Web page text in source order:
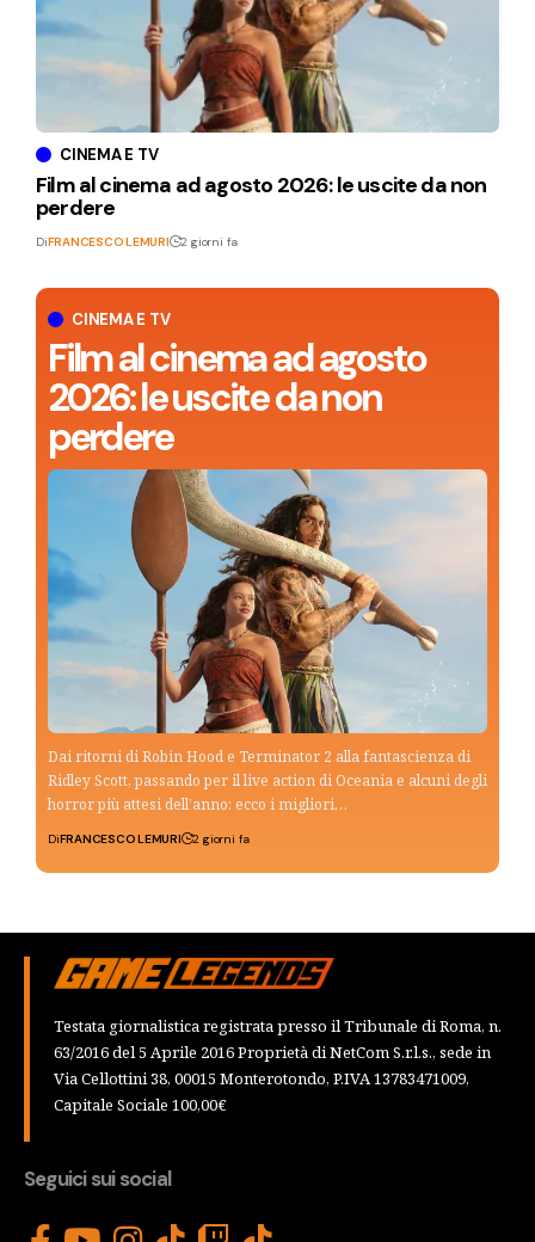
CINEMA E TV
Film al cinema ad agosto
2026: le uscite da non
perdere
Dai ritorni di Robin Hood e Terminator 2 alla fantascienza di
Ridley Scott, passando per il live action di Oceania e alcuni degli
horror più attesi dell’anno: ecco i migliori…
DiFRANCESCO LEMURI 2 giorni fa
CINEMA E TV
Film al cinema ad agosto 2026: le uscite da non
perdere
DiFRANCESCO LEMURI 2 giorni fa
Testata giornalistica registrata presso il Tribunale di Roma, n.
63/2016 del 5 Aprile 2016 Proprietà di NetCom S.r.l.s., sede in
Via Cellottini 38, 00015 Monterotondo, P.IVA 13783471009,
Capitale Sociale 100,00€
Seguici sui social